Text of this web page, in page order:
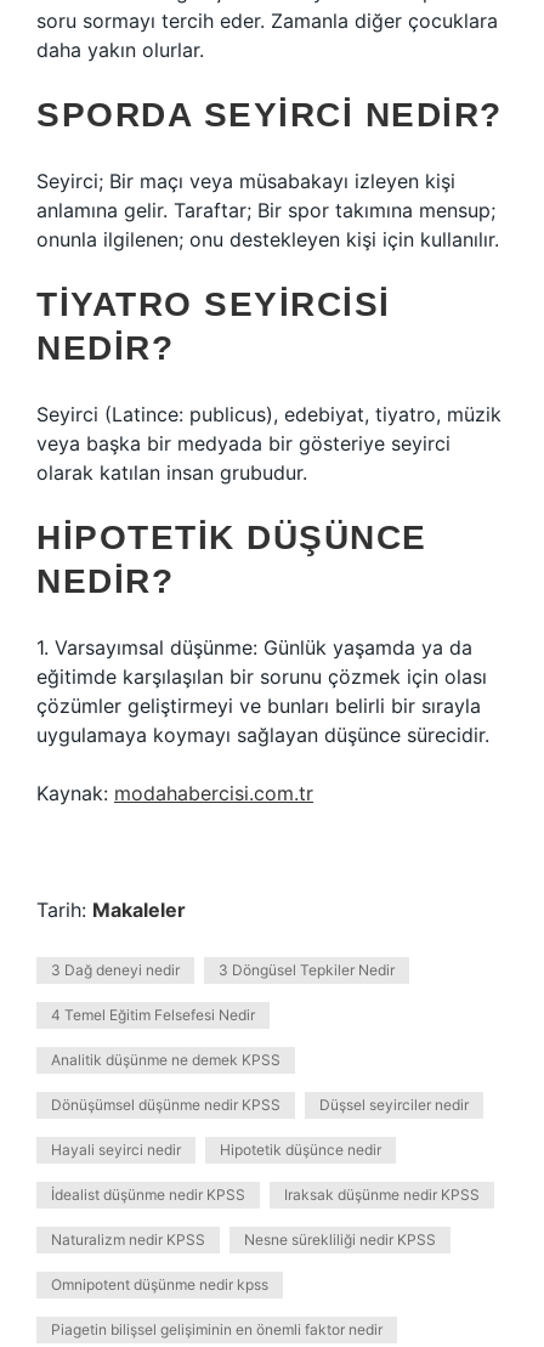
soru sormayı tercih eder. Zamanla diğer çocuklara
daha yakın olurlar.
SPORDA SEYIRCI NEDIR?
Seyirci; Bir maçı veya müsabakayı izleyen kişi
anlamına gelir. Taraftar; Bir spor takımına mensup;
onunla ilgilenen; onu destekleyen kişi için kullanılır.
TIYATRO SEYIRCISI
NEDIR?
Seyirci (Latince: publicus), edebiyat, tiyatro, müzik
veya başka bir medyada bir gösteriye seyirci
olarak katılan insan grubudur.
HIPOTETIK DÜŞÜNCE
NEDIR?
1. Varsayımsal düşünme: Günlük yaşamda ya da
eğitimde karşılaşılan bir sorunu çözmek için olası
çözümler geliştirmeyi ve bunları belirli bir sırayla
uygulamaya koymayı sağlayan düşünce sürecidir.
Kaynak: modahabercisi.com.tr
Tarih: Makaleler
3 Dağ deneyi nedir 3 Döngüsel Tepkiler Nedir
4 Temel Eğitim Felsefesi Nedir
Analitik düşünme ne demek KPSS
Dönüşümsel düşünme nedir KPSS Düşsel seyirciler nedir
Hayali seyirci nedir Hipotetik düşünce nedir
İdealist düşünme nedir KPSS Iraksak düşünme nedir KPSS
Naturalizm nedir KPSS Nesne sürekliliği nedir KPSS
Omnipotent düşünme nedir kpss
Piagetin bilişsel gelişiminin en önemli faktor nedir